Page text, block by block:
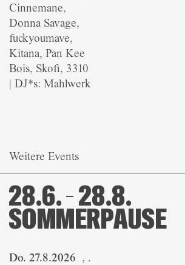
Cinnemane,
Donna Savage,
fuckyoumave,
Kitana, Pan Kee
Bois, Skofi, 3310
| DJ*s: Mahlwerk
Weitere Events
Do. 27.8.2026 , .
28.6. – 28.8.
SOMMERPAUSE